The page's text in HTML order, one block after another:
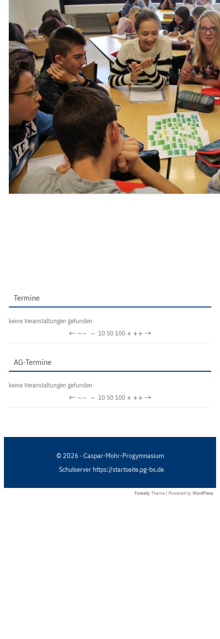
Termine
keine Veranstaltungen gefunden
←−− − 10 50100 + ++→
AG-Termine
keine Veranstaltungen gefunden
←−− − 10 50100 + ++→
© 2026 · Caspar-Mohr-Progymnasium
Schulserver https://startseite.pg-bs.de
Forestly Theme | Powered by WordPress